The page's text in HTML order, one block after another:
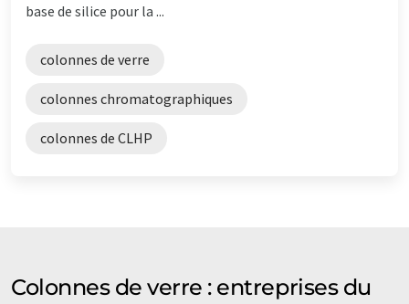
base de silice pour la ...
colonnes de verre
colonnes chromatographiques
colonnes de CLHP
Colonnes de verre : entreprises du